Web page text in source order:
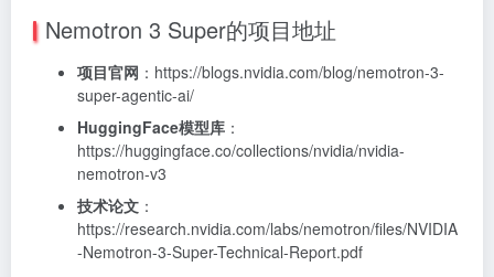
Nemotron 3 Super的项目地址
项目官网 ：https://blogs.nvidia.com/blog/nemotron-3-
super-agentic-ai/
HuggingFace模型库 ：
https://huggingface.co/collections/nvidia/nvidia-
nemotron-v3
技术论文 ：
https://research.nvidia.com/labs/nemotron/files/NVIDIA
-Nemotron-3-Super-Technical-Report.pdf